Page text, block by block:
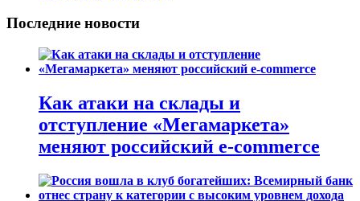
Последние новости
Как атаки на склады и
отступление «Мегамаркета»
меняют российский e-commerce